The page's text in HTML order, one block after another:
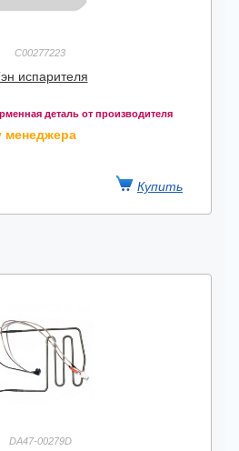
C00277223
испарителя
деталь от производителя
менеджера
DA47-00279D